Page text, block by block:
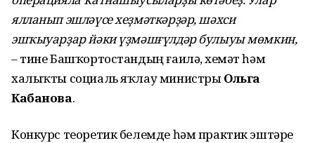
ялланып эшләүсе хеҙмәткәрҙәр, шәхси
эшҡыуарҙар йәки үҙмәшғүлдәр булыуы мөмкин,
– тине Башҡортостандың ғаилә, хеҙмәт һәм
халыҡты социаль яҡлау министрыОльга
Кабанова.
Конкурс теоретик белемде һәм практик эштәрҙе